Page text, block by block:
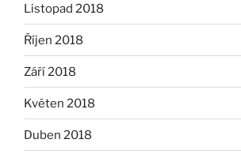
Listopad 2018
Říjen 2018
Září 2018
Květen 2018
Duben 2018